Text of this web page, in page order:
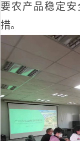
要农产品稳定
措。